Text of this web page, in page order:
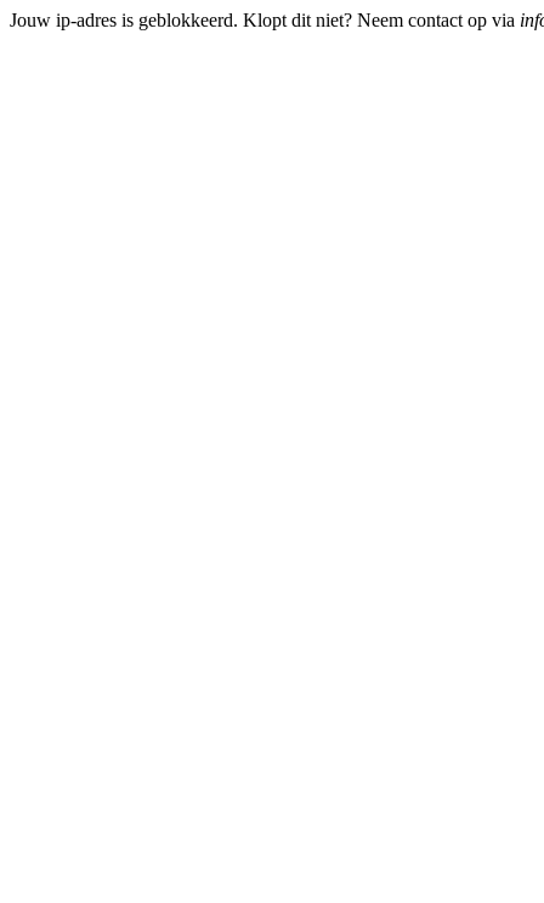
Jouw ip-adres is geblokkeerd. Klopt dit niet? Neem contact op via